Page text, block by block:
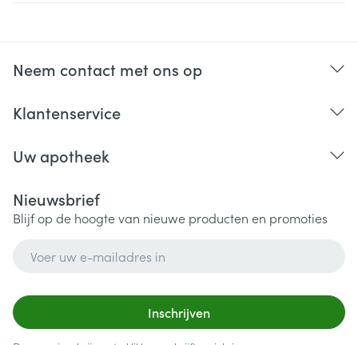
Neem contact met ons op
Klantenservice
Uw apotheek
Nieuwsbrief
Blijf op de hoogte van nieuwe producten en promoties
Inschrijven